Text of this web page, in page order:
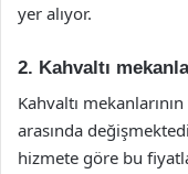
yer alıyor.
2. Kahvaltı
Kahvaltı
arasında
hizmete göre bu